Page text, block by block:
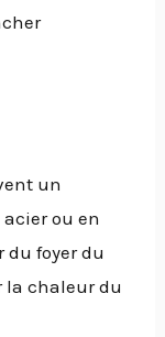
un
ou en
foyer du
la chaleur du